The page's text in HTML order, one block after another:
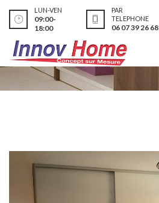
LUN-VEN
09:00-
18:00
PAR
TELEPHONE
06 07 39 26 68
Réalisations